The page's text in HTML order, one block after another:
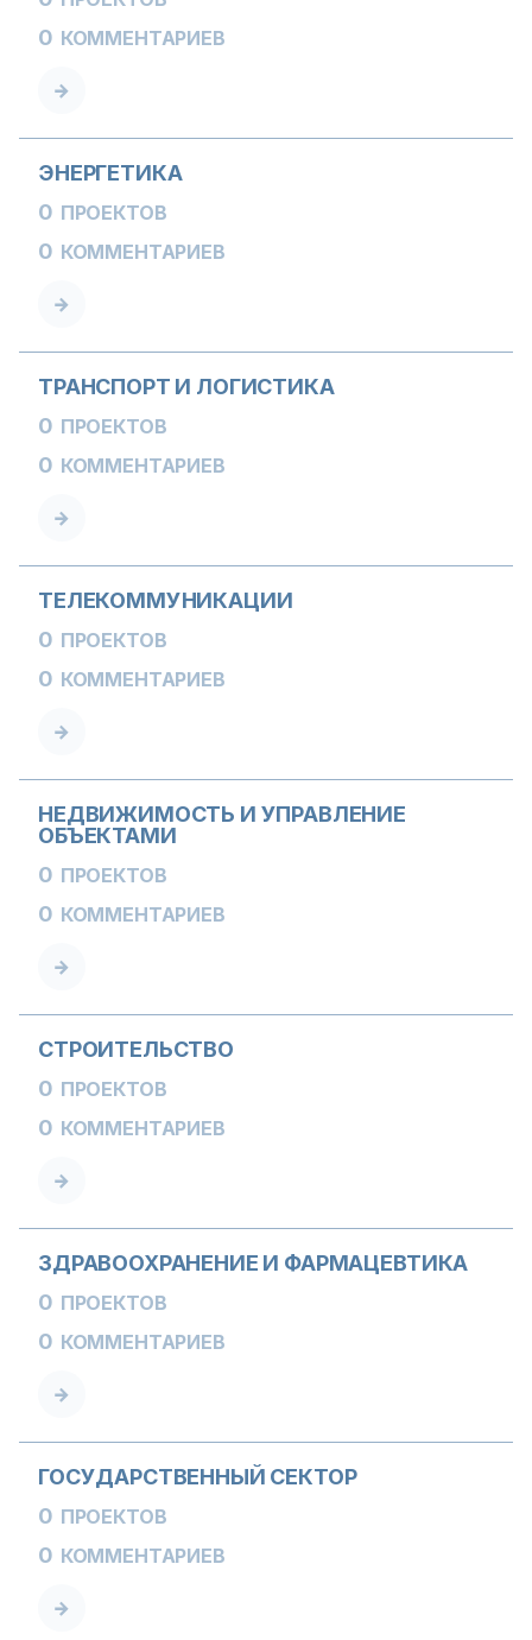
0 КОММЕНТАРИЕВ
ЭНЕРГЕТИКА
0 ПРОЕКТОВ
0 КОММЕНТАРИЕВ
ТРАНСПОРТ И ЛОГИСТИКА
0 ПРОЕКТОВ
0 КОММЕНТАРИЕВ
ТЕЛЕКОММУНИКАЦИИ
0 ПРОЕКТОВ
0 КОММЕНТАРИЕВ
НЕДВИЖИМОСТЬ И УПРАВЛЕНИЕ
ОБЪЕКТАМИ
0 ПРОЕКТОВ
0 КОММЕНТАРИЕВ
СТРОИТЕЛЬСТВО
0 ПРОЕКТОВ
0 КОММЕНТАРИЕВ
ЗДРАВООХРАНЕНИЕ И ФАРМАЦЕВТИКА
0 ПРОЕКТОВ
0 КОММЕНТАРИЕВ
ГОСУДАРСТВЕННЫЙ СЕКТОР
0 ПРОЕКТОВ
0 КОММЕНТАРИЕВ